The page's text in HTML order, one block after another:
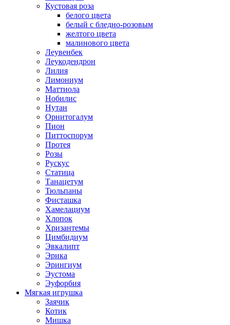
Кустовая роза
белого цвета
белый с бледно-розовым
желтого цвета
малинового цвета
Леувенбек
Леукодендрон
Лилия
Лимониум
Маттиола
Нобилис
Нутан
Орнитогалум
Пион
Питтоспорум
Протея
Розы
Рускус
Статица
Танацетум
Тюльпаны
Фисташка
Хамелациум
Хлопок
Хризантемы
Цимбидиум
Эвкалипт
Эрика
Эрингиум
Эустома
Эуфорбия
Мягкая игрушка
Заячик
Котик
Мишка